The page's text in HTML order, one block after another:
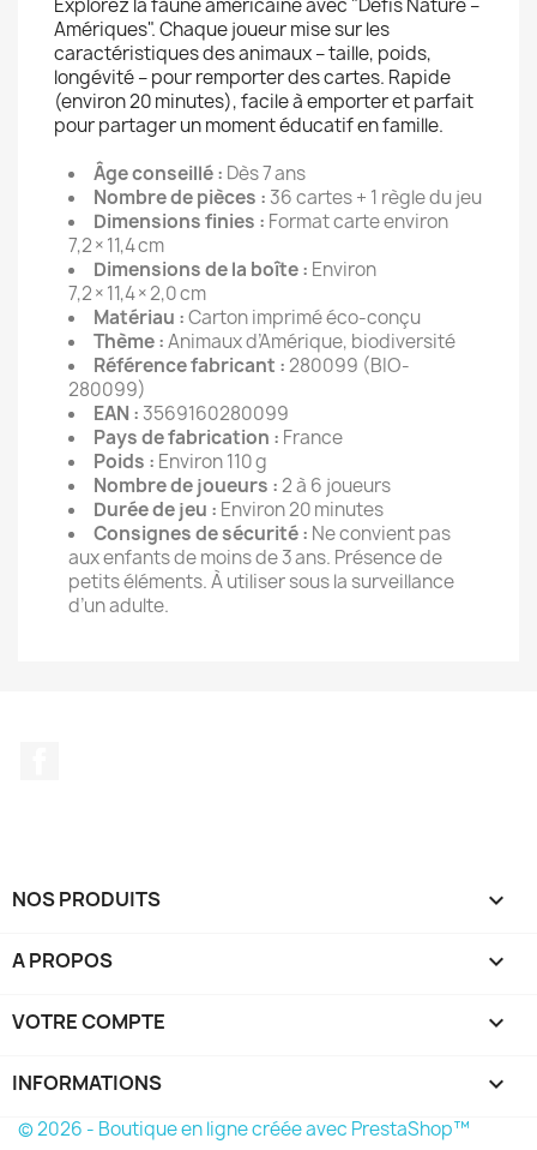
Explorez la faune américaine avec "Défis Nature –
Amériques". Chaque joueur mise sur les
caractéristiques des animaux – taille, poids,
longévité – pour remporter des cartes. Rapide
(environ 20 minutes), facile à emporter et parfait
pour partager un moment éducatif en famille.
Âge conseillé : Dès 7 ans
Nombre de pièces :36 cartes + 1 règle du jeu
Dimensions finies : Format carte environ
7,2 × 11,4 cm
Dimensions de la boîte : Environ
7,2 × 11,4 × 2,0 cm
Matériau :Carton imprimé éco‑conçu
Thème :Animaux d’Amérique, biodiversité
Référence fabricant :280099 (BIO-
280099)
EAN :3569160280099
Pays de fabrication : France
Poids : Environ 110 g
Nombre de joueurs :2 à 6 joueurs
Durée de jeu : Environ 20 minutes
Consignes de sécurité : Ne convient pas
aux enfants de moins de 3 ans. Présence de
petits éléments. À utiliser sous la surveillance
d’un adulte.
NOS PRODUITS 
A PROPOS 
VOTRE COMPTE 
INFORMATIONS keyboard_arrow_down
© 2026 - Boutique en ligne créée avec PrestaShop™